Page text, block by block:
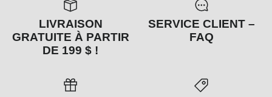
LIVRAISON
GRATUITE À PARTIR
DE 199 $ !
SERVICE CLIENT –
FAQ